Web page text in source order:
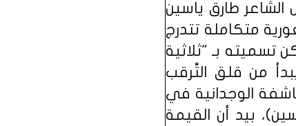
الشَّاعر طارق ياسين
متكاملة تتدرج
تسميته بـ "ثلاثية
من قلق التَّرقب
الوجدانية في
بيد أن القيمة